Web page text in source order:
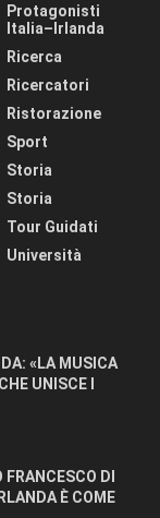
Protagonisti
Italia–Irlanda
Ricerca
Ricercatori
Ristorazione
Sport
Storia
Storia
Tour Guidati
Università
«LA MUSICA
UNISCE I
DI
È COME